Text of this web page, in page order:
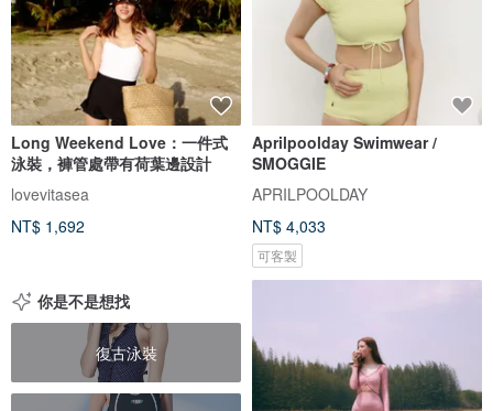
Long Weekend Love：一件式
泳裝，褲管處帶有荷葉邊設計
lovevitasea
NT$ 1,692
Aprilpoolday Swimwear /
SMOGGIE
APRILPOOLDAY
NT$ 4,033
可客製
你是不是想找
復古泳裝